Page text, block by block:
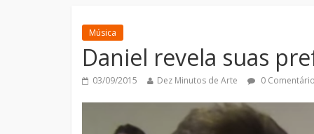
Música
Daniel revela suas
03/09/2015 Dez Minutos de Arte 0 Comentário